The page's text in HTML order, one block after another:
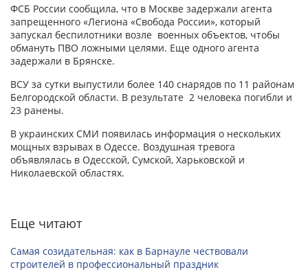
ФСБ России сообщила, что в Москве задержали агента
запрещенного «Легиона «Свобода России», который
запускал беспилотники возле военных объектов, чтобы
обмануть ПВО ложными целями. Еще одного агента
задержали в Брянске.
ВСУ за сутки выпустили более 140 снарядов по 11 районам
Белгородской области. В результате 2 человека погибли и
23 ранены.
В украинских СМИ появилась информация о нескольких
мощных взрывах в Одессе. Воздушная тревога
объявлялась в Одесской, Сумской, Харьковской и
Николаевской областях.
Еще читают
Самая созидательная: как в Барнауле чествовали
строителей в профессиональный праздник